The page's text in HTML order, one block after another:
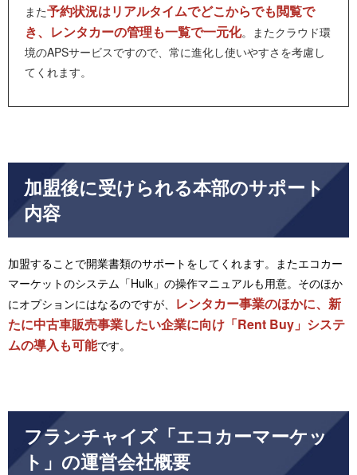
また予約状況はリアルタイムでどこからでも閲覧で
き、レンタカーの管理も一覧で一元化。またクラウド環
境のAPSサービスですので、常に進化し使いやすさを考慮し
てくれます。
加盟後に受けられる本部のサポート
内容
加盟することで開業書類のサポートをしてくれます。またエコカー
マーケットのシステム「Hulk」の操作マニュアルも用意。そのほか
にオプションにはなるのですが、 レンタカー事業のほかに、新
たに中古車販売事業したい企業に向け「Rent Buy」システ
ムの導入も可能です。
フランチャイズ「エコカーマーケッ
ト」の運営会社概要